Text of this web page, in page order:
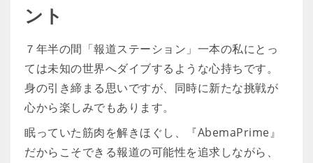
ント
７年半の間「報道ステーション」一本の私にとっ
ては未知の世界へダイブするような心持ちです。
身の引き締まる思いですが、同時に新たな挑戦が
心から楽しみでもあります。
眠っていた筋肉を解きほぐし、『AbemaPrime』
だからこそできる報道の可能性を追求しながら、